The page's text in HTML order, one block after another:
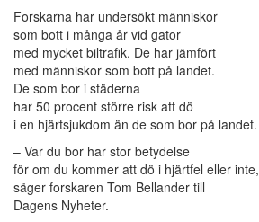
Forskarna har undersökt människor
som bott i många år vid gator
med mycket biltrafik. De har jämfört
med människor som bott på landet.
De som bor i städerna
har 50 procent större risk att dö
i en hjärtsjukdom än de som bor på landet.
– Var du bor har stor betydelse
för om du kommer att dö i hjärtfel eller inte,
säger forskaren Tom Bellander till
Dagens Nyheter.